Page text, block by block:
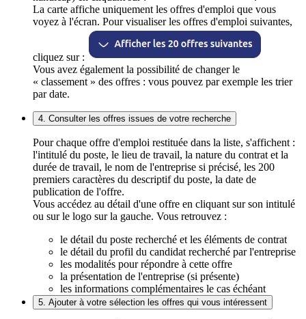
La carte affiche uniquement les offres d'emploi que vous
voyez à l'écran. Pour visualiser les offres d'emploi suivantes,
cliquez sur :
Vous avez également la possibilité de changer le
« classement » des offres : vous pouvez par exemple les trier
par date.
4. Consulter les offres issues de votre recherche
Pour chaque offre d'emploi restituée dans la liste, s'affichent :
l'intitulé du poste, le lieu de travail, la nature du contrat et la
durée de travail, le nom de l'entreprise si précisé, les 200
premiers caractères du descriptif du poste, la date de
publication de l'offre.
Vous accédez au détail d'une offre en cliquant sur son intitulé
ou sur le logo sur la gauche. Vous retrouvez :
le détail du poste recherché et les éléments de contrat
le détail du profil du candidat recherché par l'entreprise
les modalités pour répondre à cette offre
la présentation de l'entreprise (si présente)
les informations complémentaires le cas échéant
5. Ajouter à votre sélection les offres qui vous intéressent